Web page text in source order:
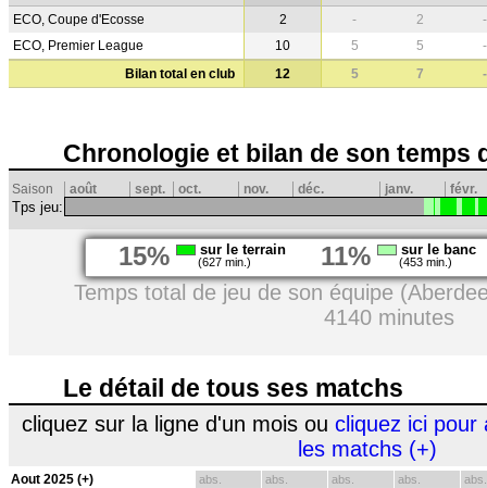
ECO, Coupe d'Ecosse 2 - 2
-
ECO, Premier League
10 5 5
-
Bilan total en club
12 5 7 -
Chronologie et bilan de son temps
Saison août sept. oct. nov. déc. janv. févr.
Tps jeu:
15% sur le terrain
(627 min.) 11% sur le banc
(453 min.)
Temps total de jeu de son équipe
4140 minutes
Le détail de tous ses matchs
cliquez sur la ligne d'un mois ou cliquez ici pour
les matchs (+)
Aout 2025 (+) abs. abs. abs. abs. abs.